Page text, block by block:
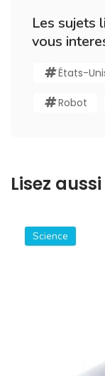
Les sujets
vous
États-
Robot
Lisez
Science